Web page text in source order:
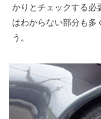
かりとチェックする必
はわからない部分も多
う。